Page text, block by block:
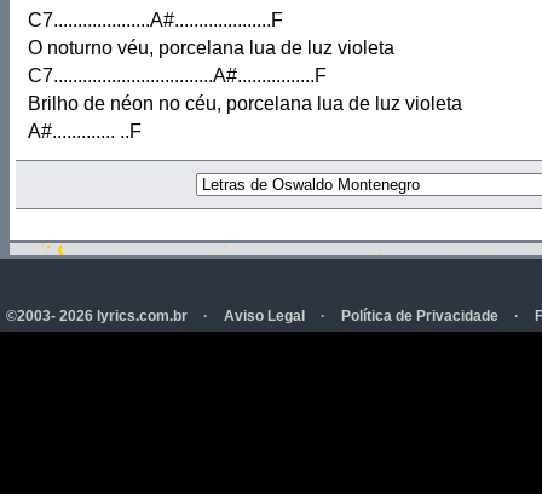
C7....................A#....................F
O noturno véu, porcelana lua de luz violeta
C7.................................A#................F
Brilho de néon no céu, porcelana lua de luz violeta
A#............. ..F
©2003- 2026 lyrics.com.br · Aviso Legal · Política de Privacidade ·